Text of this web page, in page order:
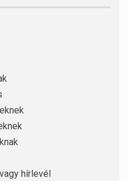
hírlevél